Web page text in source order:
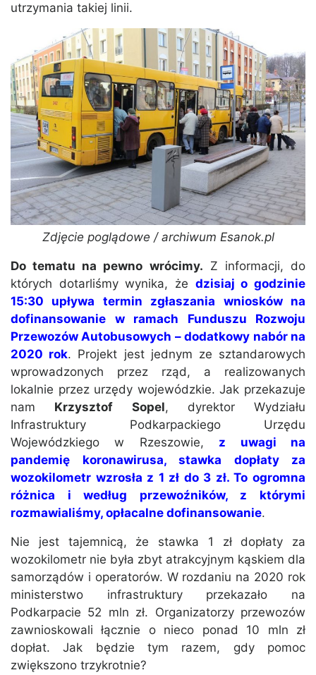
utrzymania takiej linii.
Zdjęcie poglądowe / archiwum Esanok.pl
Do tematu na pewno wrócimy. Z informacji, do
których dotarliśmy wynika, że dzisiaj o godzinie
15:30 upływa termin zgłaszania wniosków na
dofinansowanie w ramach Funduszu Rozwoju
Przewozów Autobusowych – dodatkowy nabór na
2020 rok. Projekt jest jednym ze sztandarowych
wprowadzonych przez rząd, a realizowanych
lokalnie przez urzędy wojewódzkie. Jak przekazuje
nam Krzysztof Sopel, dyrektor Wydziału
Infrastruktury Podkarpackiego Urzędu
Wojewódzkiego w Rzeszowie, z uwagi na
pandemię koronawirusa, stawka dopłaty za
wozokilometr wzrosła z 1 zł do 3 zł. To ogromna
różnica i według przewoźników, z którymi
rozmawialiśmy, opłacalne dofinansowanie.
Nie jest tajemnicą, że stawka 1 zł dopłaty za
wozokilometr nie była zbyt atrakcyjnym kąskiem dla
samorządów i operatorów. W rozdaniu na 2020 rok
ministerstwo infrastruktury przekazało na
Podkarpacie 52 mln zł. Organizatorzy przewozów
zawnioskowali łącznie o nieco ponad 10 mln zł
dopłat. Jak będzie tym razem, gdy pomoc
zwiększono trzykrotnie?